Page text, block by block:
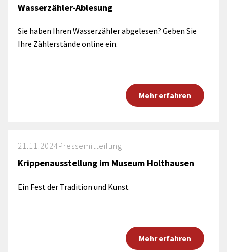
Wasserzähler-Ablesung
Sie haben Ihren Wasserzähler abgelesen? Geben Sie
Ihre Zählerstände online ein.
Mehr erfahren
21.11.2024Pressemitteilung
Krippenausstellung im Museum Holthausen
Ein Fest der Tradition und Kunst
Mehr erfahren